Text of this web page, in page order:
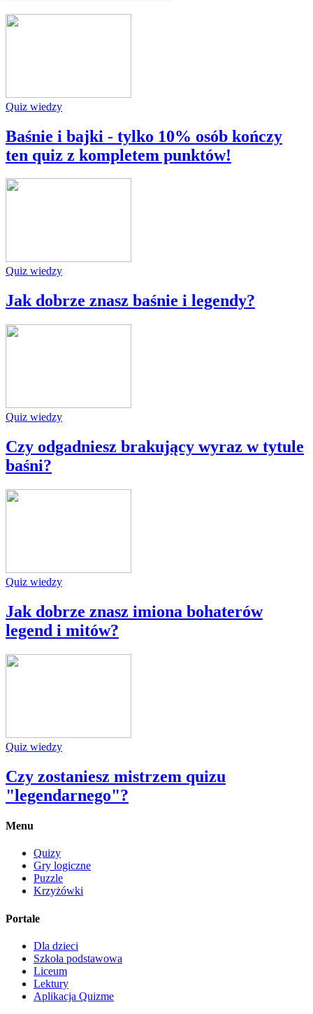
Quiz wiedzy
Baśnie i bajki - tylko 10% osób kończy
ten quiz z kompletem punktów!
Quiz wiedzy
Jak dobrze znasz baśnie i legendy?
Quiz wiedzy
Czy odgadniesz brakujący wyraz w tytule
baśni?
Quiz wiedzy
Jak dobrze znasz imiona bohaterów
legend i mitów?
Quiz wiedzy
Czy zostaniesz mistrzem quizu
"legendarnego"?
Menu
Quizy
Gry logiczne
Puzzle
Krzyżówki
Portale
Dla dzieci
Szkoła podstawowa
Liceum
Lektury
Aplikacja Quizme